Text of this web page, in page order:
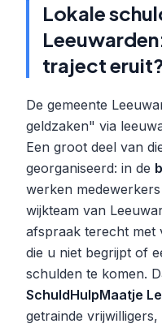
Lokale
traject
De gemeente
geldzaken" via
Een groot deel van
georganiseerd: in de
werken
wijkteam van
afspraak terecht met
die u niet begrijpt of
schulden te komen.
SchuldHulpMaatje
getrainde